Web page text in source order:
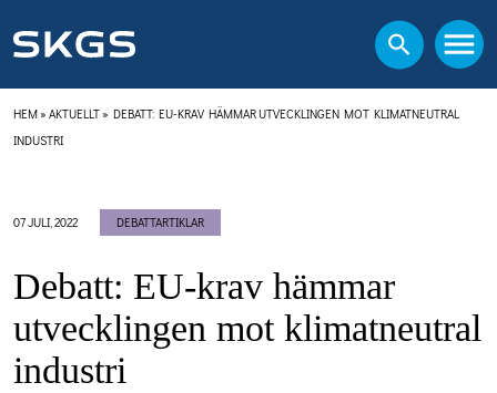
HEM» AKTUELLT» DEBATT: EU-KRAV HÄMMAR UTVECKLINGEN MOT KLIMATNEUTRAL
INDUSTRI
07 JULI, 2022 DEBATTARTIKLAR
Debatt: EU-krav hämmar
utvecklingen mot klimatneutral
industri